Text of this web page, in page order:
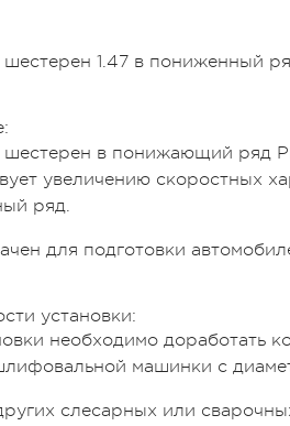
шестерен 1.47 в пониженный
шестерен в понижающий ряд
увеличению скоростных
ряд.
для подготовки
установки:
необходимо доработать
машинки с
слесарных или